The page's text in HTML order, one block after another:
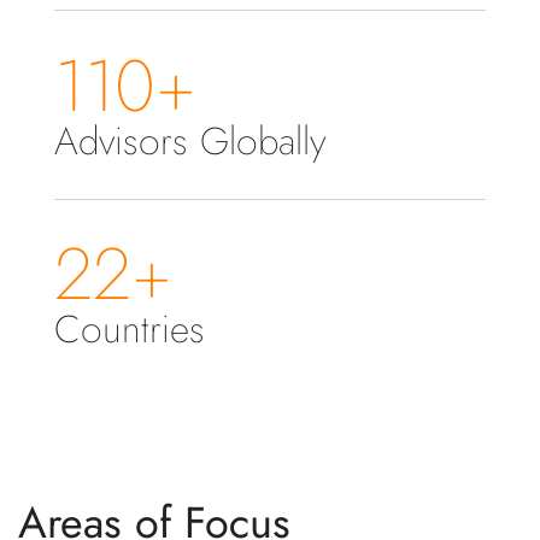
110+
Advisors Globally
22+
Countries
Areas of Focus